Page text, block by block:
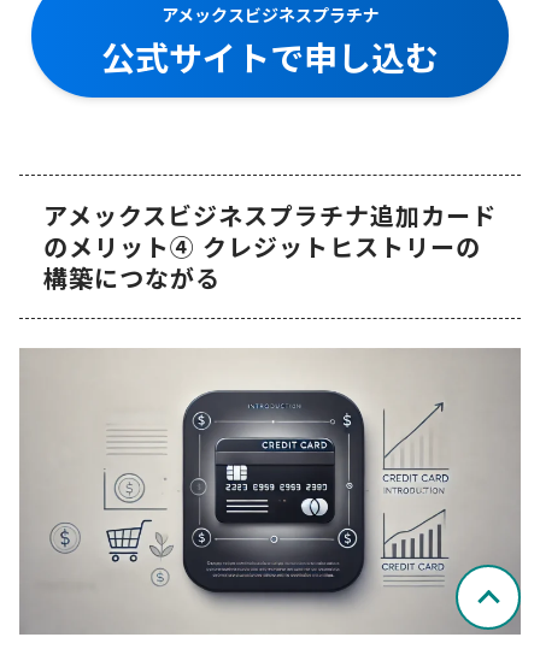
アメックスビジネスプラチナ
公式サイトで申し込む
アメックスビジネスプラチナ追加カード
のメリット④ クレジットヒストリーの
構築につながる